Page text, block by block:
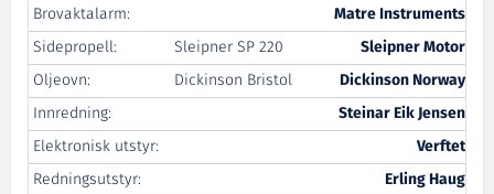
Brovaktalarm:
Matre Instruments
Sidepropell:
Sleipner SP 220
Sleipner Motor
Oljeovn:
Dickinson Bristol
Dickinson Norway
Innredning:
Steinar Eik Jensen
Elektronisk utstyr:
Verftet
Redningsutstyr:
Erling Haug